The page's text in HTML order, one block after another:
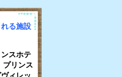
る施設
スホテ
プリンス